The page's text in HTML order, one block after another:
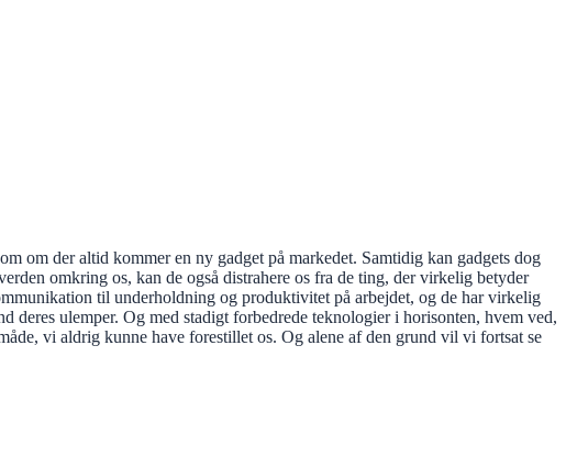
om der altid kommer en ny gadget på markedet. Samtidig kan gadgets dog
omkring os, kan de også distrahere os fra de ting, der virkelig betyder
til underholdning og produktivitet på arbejdet, og de har virkelig
deres ulemper. Og med stadigt forbedrede teknologier i horisonten, hvem ved,
vi aldrig kunne have forestillet os. Og alene af den grund vil vi fortsat se